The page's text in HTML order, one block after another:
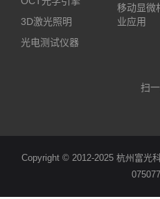
3D激光照明
光电测试仪器
移动显微
业应用
扫
Copyright © 2012-2025 杭州富光